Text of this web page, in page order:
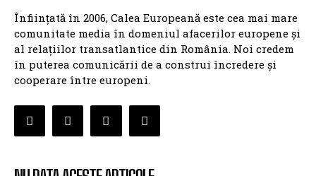
Înființată în 2006, Calea Europeană este cea mai mare
comunitate media în domeniul afacerilor europene și
al relațiilor transatlantice din România. Noi credem
în puterea comunicării de a construi încredere și
cooperare între europeni.